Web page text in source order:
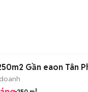
Gần eaon Tân